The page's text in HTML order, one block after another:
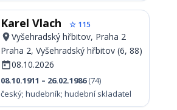
Karel Vlach ☆ 115
Vyšehradský hřbitov, Praha 2
Praha 2, Vyšehradský hřbitov (6, 88)
08.10.2026
08.10.1911 – 26.02.1986(74)
český; hudebník; hudební skladatel